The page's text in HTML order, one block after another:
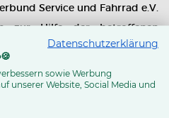
Service und Fahrrad e.V.
zur Hilfe der betroffenen
des Corona-Virus.
Datenschutzerklärung
sowie Werbung
unserer Website, Social Media und